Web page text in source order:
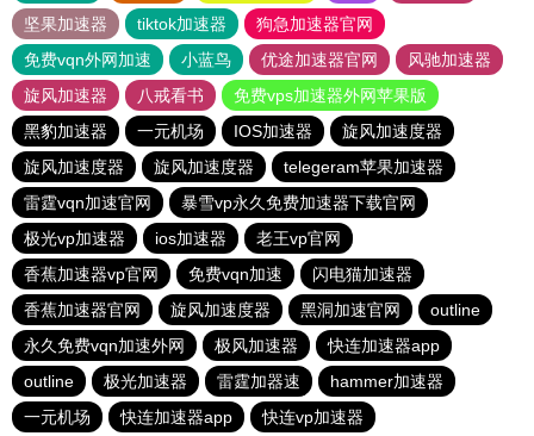
坚果加速器
tiktok加速器
狗急加速器官网
免费vqn外网加速
小蓝鸟 优途加速器官网
风驰加速器
旋风加速器
八戒看书
免费vps加速器外网苹果版
黑豹加速器
一元机场 IOS加速器
旋风加速度器
旋风加速度器
旋风加速度器
telegeram苹果加速器
雷霆vqn加速官网
暴雪vp永久免费加速器下载官网
极光vp加速器
ios加速器
老王vp官网
香蕉加速器vp官网
免费vqn加速
闪电猫加速器
香蕉加速器官网
旋风加速度器 黑洞加速官网
outline
永久免费vqn加速外网
极风加速器
快连加速器app
outline
极光加速器 雷霆加器速
hammer加速器
一元机场
快连加速器app 快连vp加速器